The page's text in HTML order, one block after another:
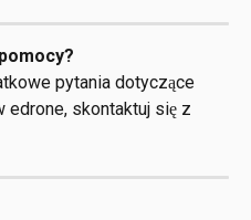
pytania dotyczące
edrone, skontaktuj się z